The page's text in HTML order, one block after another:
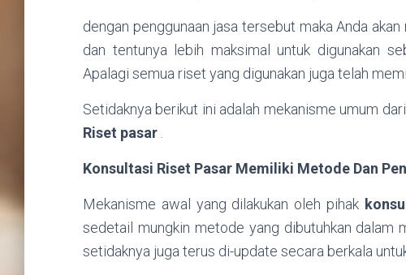
dengan penggunaan jasa tersebut maka Anda
dan tentunya lebih maksimal untuk digunakan
Apalagi semua riset yang digunakan juga telah
Setidaknya berikut ini adalah mekanisme umum
Riset pasar
Konsultasi Riset Pasar Memiliki Metode Dan
Mekanisme awal yang dilakukan oleh pihak
sedetail mungkin metode yang dibutuhkan dalam
setidaknya juga terus di-update secara berkala